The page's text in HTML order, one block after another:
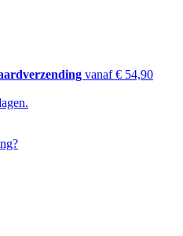
vanaf € 54,90